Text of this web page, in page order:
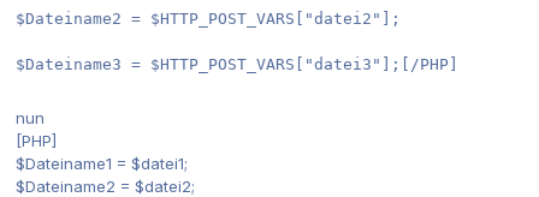
$Dateiname2 = $HTTP_POST_VARS["datei2"];
$Dateiname3 = $HTTP_POST_VARS["datei3"];[/PHP]
nun
[PHP]
$Dateiname1 = $datei1;
$Dateiname2 = $datei2;